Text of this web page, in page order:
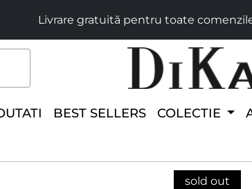
Livrare gratuită pentru toate
BEST SELLERS COLECTIE
sold out